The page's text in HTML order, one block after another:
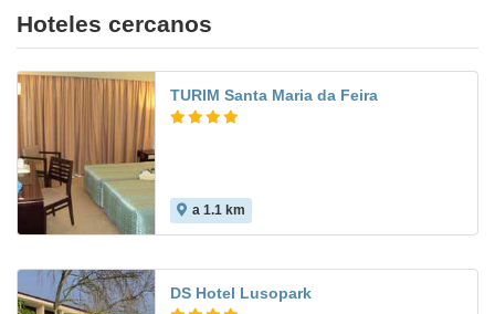
Hoteles cercanos
TURIM Santa Maria da Feira
a 1.1 km
DS Hotel Lusopark